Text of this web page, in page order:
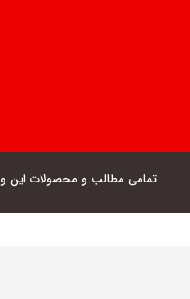
تمامی مطالب و محصولات این